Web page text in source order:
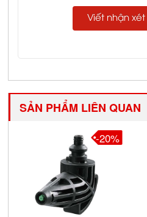
Viết nhận
SẢN PHẨM LIÊN QUAN
-20%